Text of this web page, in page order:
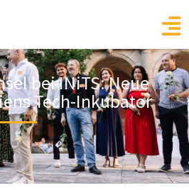
bei INiTS: Neue
Tech-Inkubator